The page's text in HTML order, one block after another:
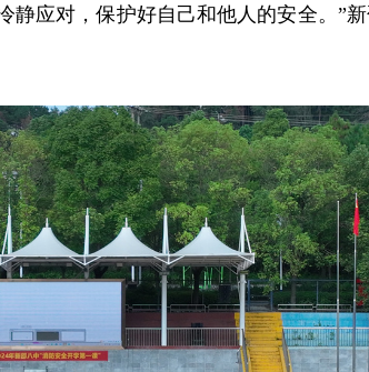
静应对，保护好自己和他人的安全。”